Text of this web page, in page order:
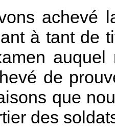
achevé
à tant de
de
que
des